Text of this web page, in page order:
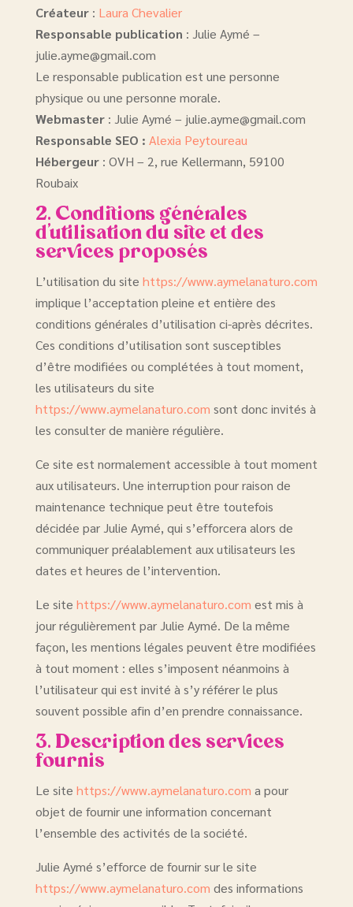
Créateur: Laura Chevalier
Responsable publication : Julie Aymé –
julie.ayme@gmail.com
Le responsable publication est une personne
physique ou une personne morale.
Webmaster: Julie Aymé – julie.ayme@gmail.com
Responsable SEO : Alexia Peytoureau
Hébergeur: OVH – 2, rue Kellermann, 59100
Roubaix
2. Conditions générales
d’utilisation du site et des
services proposés
L’utilisation du site https://www.aymelanaturo.com
implique l’acceptation pleine et entière des
conditions générales d’utilisation ci-après décrites.
Ces conditions d’utilisation sont susceptibles
d’être modifiées ou complétées à tout moment,
les utilisateurs du site
https://www.aymelanaturo.com sont donc invités à
les consulter de manière régulière.
Ce site est normalement accessible à tout moment
aux utilisateurs. Une interruption pour raison de
maintenance technique peut être toutefois
décidée par Julie Aymé, qui s’efforcera alors de
communiquer préalablement aux utilisateurs les
dates et heures de l’intervention.
Le site https://www.aymelanaturo.com est mis à
jour régulièrement par Julie Aymé. De la même
façon, les mentions légales peuvent être modifiées
à tout moment : elles s’imposent néanmoins à
l’utilisateur qui est invité à s’y référer le plus
souvent possible afin d’en prendre connaissance.
3. Description des services
fournis
Le site https://www.aymelanaturo.com a pour
objet de fournir une information concernant
l’ensemble des activités de la société.
Julie Aymé s’efforce de fournir sur le site
https://www.aymelanaturo.com des informations